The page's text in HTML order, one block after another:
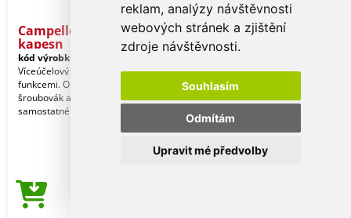
reklam, analýzy návštěvnosti
webových stránek a zjištění
zdroje návštěvnosti.
Souhlasím
Odmítám
Upravit mé předvolby
Campello - Multifunkční
kapesn
kód výrobku:
Víceúčelový nůž z nerezové oceli se 6
funkcemi. Obsahuje nůž, otvíráky,
šroubovák a klíčenku. Dodáváno v
samostatné krab